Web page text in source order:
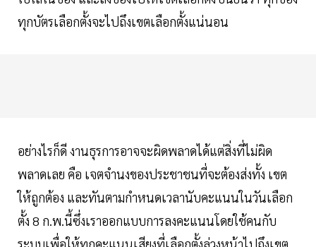
ทุกบัตรเลือกตั้งจะไปถึงเขตเลือกตั้งแน่นอน
อย่างไรก็ดี งานธุรการอาจจะผิดพลาดได้แต่สิ่งที่ไม่ผิด
พลาดเลย คือ เจตจำนงของประชาชนที่จะต้องส่งทั้ง เขต
ให้ถูกต้อง และทันตามกำหนดเวลานับคะแนนในวันเลือก
ตั้ง 8 ก.พ.นี้ซึ่งเราออกแบบการลงคะแนนโดยใช้คนกับ